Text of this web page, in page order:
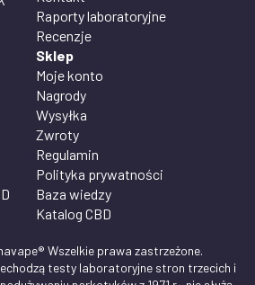
Raporty laboratoryjne
Recenzje
Sklep
Moje konto
Nagrody
Wysyłka
Zwroty
Regulamin
Polityka prywatności
Baza wiedzy
Katalog CBD
Wszelkie prawa zastrzeżone.
testy laboratoryjne stron trzecich i